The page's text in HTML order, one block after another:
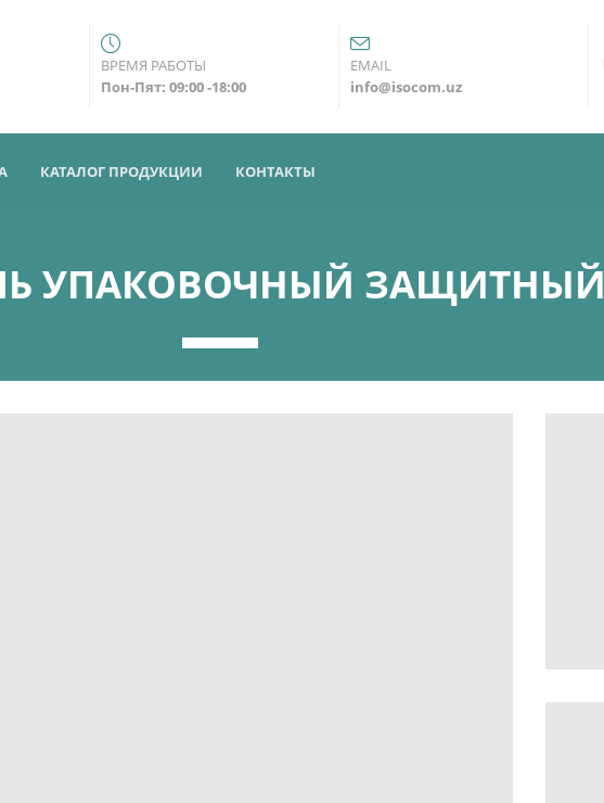
ВРЕМЯ РАБОТЫ
Пон-Пят: 09:00 -18:00
EMAIL
info@isocom.uz
КАТАЛОГ ПРОДУКЦИИ КОНТАКТЫ
УПАКОВОЧНЫЙ ЗАЩИТНЫЙ